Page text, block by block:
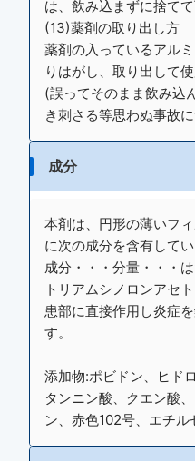
は、飲み込まずに捨てて
(13)薬剤の取り出し方
薬剤の入っているアル
りはがし、取り出して使
(誤ってそのまま飲み込
き刺さる等思わぬ事故
成分
本剤は、円形の薄いフ
に次の成分を含有してい
成分・・・分量・・・
トリアムシノロンアセ
患部に直接作用し炎症
す。
添加物:ポビドン、ヒド
タンニン酸、クエン酸
ン、赤色102号、エチル